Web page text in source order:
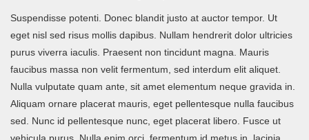
Suspendisse potenti. Donec blandit justo at auctor tempor. Ut
eget nisl sed risus mollis dapibus. Nullam hendrerit dolor ultricies
purus viverra iaculis. Praesent non tincidunt magna. Mauris
faucibus massa non velit fermentum, sed interdum elit aliquet.
Nulla vulputate quam ante, sit amet elementum neque gravida in.
Aliquam ornare placerat mauris, eget pellentesque nulla faucibus
sed. Nunc id pellentesque nunc, eget placerat libero. Fusce ut
vehicula purus. Nulla enim orci, fermentum id metus in, lacinia